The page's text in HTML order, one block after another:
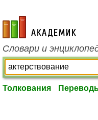
academic.ru
Словари и
Толкования